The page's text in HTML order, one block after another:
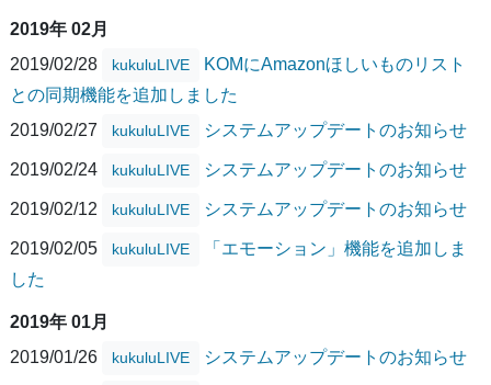
2019年 02月
2019/02/28
kukuluLIVE
KOMにAmazonほしいものリスト
との同期機能を追加しました
2019/02/27
kukuluLIVE システムアップデートのお知らせ
2019/02/24 kukuluLIVE システムアップデートのお知らせ
2019/02/12 kukuluLIVE システムアップデートのお知らせ
2019/02/05 kukuluLIVE
「エモーション」機能を追加しま
した
2019年 01月
2019/01/26
kukuluLIVE システムアップデートのお知らせ